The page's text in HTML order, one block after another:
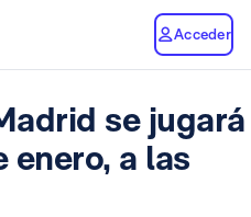
Acceder
se jugará
enero, a las